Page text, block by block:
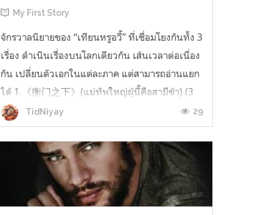
My First Story
จักรวาลนิยายของ “เทียนหรูอวี้” ที่เชื่อมโยงกันทั้ง 3
เรื่อง ดำเนินเรื่องบนโลกเดียวกัน เส้นเวลาต่อเนื่อง
กัน เปลี่ยนตัวเอกในแต่ละภาค แต่สามารถอ่านแยก
ได้ 1.《衡门之下》(แม่ทัพใหญ่ผู้นี้คือสามีข้า) (3
เล่มจบ) เป็นเรื่องที่เกิดก่อน เล่าเรื่องของ ฝูถิง กับ
หลี่ชีฉือ ที่ต้องแต่งงานกันก่อนจะใช้ชีวิตห่างไกล
TidNiyay 29